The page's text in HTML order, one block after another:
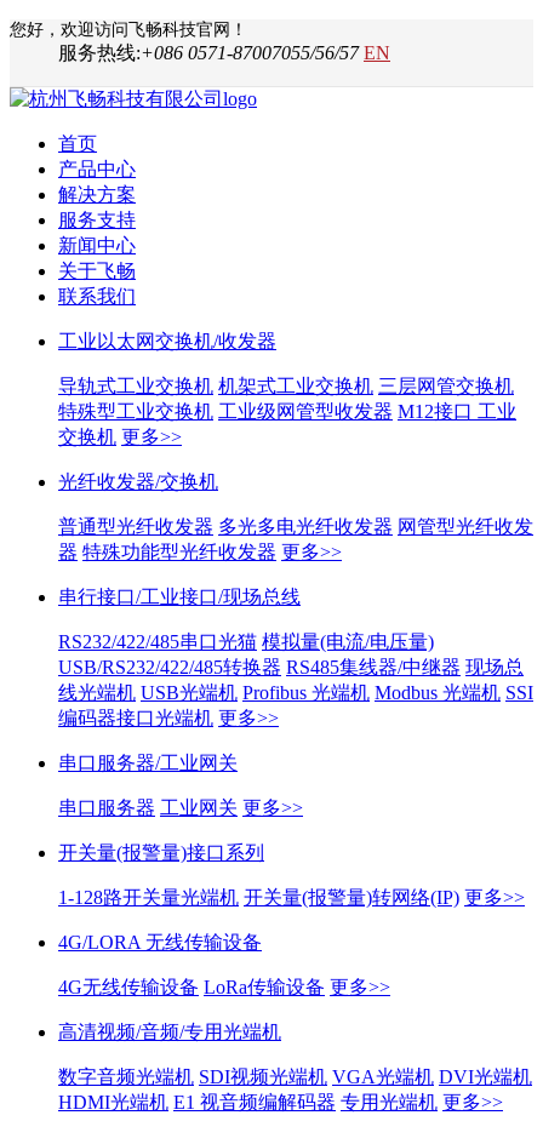
您好，欢迎访问飞畅科技官网！
服务热线:+086 0571-87007055/56/57 EN
首页
产品中心
解决方案
服务支持
新闻中心
关于飞畅
联系我们
工业以太网交换机/收发器
导轨式工业交换机 机架式工业交换机 三层网管交换机
特殊型工业交换机 工业级网管型收发器 M12接口 工业
交换机 更多>>
光纤收发器/交换机
普通型光纤收发器 多光多电光纤收发器 网管型光纤收发
器 特殊功能型光纤收发器 更多>>
串行接口/工业接口/现场总线
RS232/422/485串口光猫 模拟量(电流/电压量)
USB/RS232/422/485转换器 RS485集线器/中继器 现场总
线光端机 USB光端机 Profibus 光端机 Modbus 光端机 SSI
编码器接口光端机 更多>>
串口服务器/工业网关
串口服务器 工业网关 更多>>
开关量(报警量)接口系列
1-128路开关量光端机 开关量(报警量)转网络(IP) 更多>>
4G/LORA 无线传输设备
4G无线传输设备 LoRa传输设备 更多>>
高清视频/音频/专用光端机
数字音频光端机 SDI视频光端机 VGA光端机 DVI光端机
HDMI光端机 E1 视音频编解码器 专用光端机 更多>>